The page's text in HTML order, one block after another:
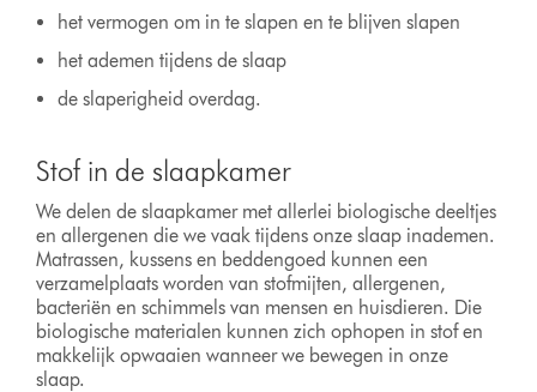
het vermogen om in te slapen en te blijven slapen
het ademen tijdens de slaap
de slaperigheid overdag.
Stof in de slaapkamer
We delen de slaapkamer met allerlei biologische deeltjes
en allergenen die we vaak tijdens onze slaap inademen.
Matrassen, kussens en beddengoed kunnen een
verzamelplaats worden van stofmijten, allergenen,
bacteriën en schimmels van mensen en huisdieren. Die
biologische materialen kunnen zich ophopen in stof en
makkelijk opwaaien wanneer we bewegen in onze
slaap.